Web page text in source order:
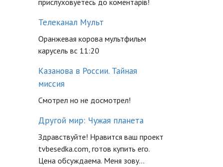
Телеканал Мульт
Оранжевая корова мультфильм
карусель вс 11:20
Казанова в России. Тайная
миссия
Смотрел но не досмотрел!
Другой мир: Чужая планета
Здравствуйте! Нравится ваш проект
tvbesedka.com, готов купить его.
Цена обсуждаема. Меня зову...